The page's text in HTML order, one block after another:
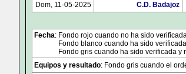
Dom, 11-05-2025
C.D. Badajoz
Fecha: Fondo rojo cuando no ha sido
Fondo blanco cuando ha sido
Fondo gris cuando ha sido verificada
Equipos y resultado: Fondo gris cuando el